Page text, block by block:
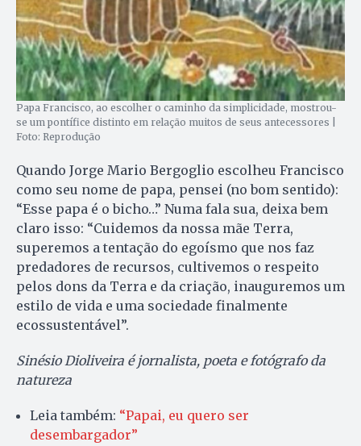
Papa Francisco, ao escolher o caminho da simplicidade, mostrou-
se um pontífice distinto em relação muitos de seus antecessores |
Foto: Reprodução
Quando Jorge Mario Bergoglio escolheu Francisco
como seu nome de papa, pensei (no bom sentido):
“Esse papa é o bicho…” Numa fala sua, deixa bem
claro isso: “Cuidemos da nossa mãe Terra,
superemos a tentação do egoísmo que nos faz
predadores de recursos, cultivemos o respeito
pelos dons da Terra e da criação, inauguremos um
estilo de vida e uma sociedade finalmente
ecossustentável”.
Sinésio Dioliveira é jornalista, poeta e fotógrafo da
natureza
Leia também: “Papai, eu quero ser
desembargador”